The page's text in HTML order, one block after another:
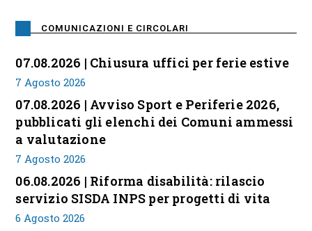
COMUNICAZIONI E CIRCOLARI
07.08.2026 | Chiusura uffici per ferie estive
7 Agosto 2026
07.08.2026 | Avviso Sport e Periferie 2026,
pubblicati gli elenchi dei Comuni ammessi
a valutazione
7 Agosto 2026
06.08.2026 | Riforma disabilità: rilascio
servizio SISDA INPS per progetti di vita
6 Agosto 2026